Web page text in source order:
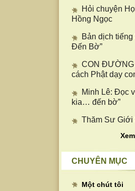
Hỏi chuyện
Hồng Ngọc
Bản dịch
Đến Bờ”
CON ĐƯỜNG
cách Phật dạy
Minh Lê: Đọc
kia… đến bờ”
Thăm Sư Giới
CHUYÊN MỤC
Một chút tôi